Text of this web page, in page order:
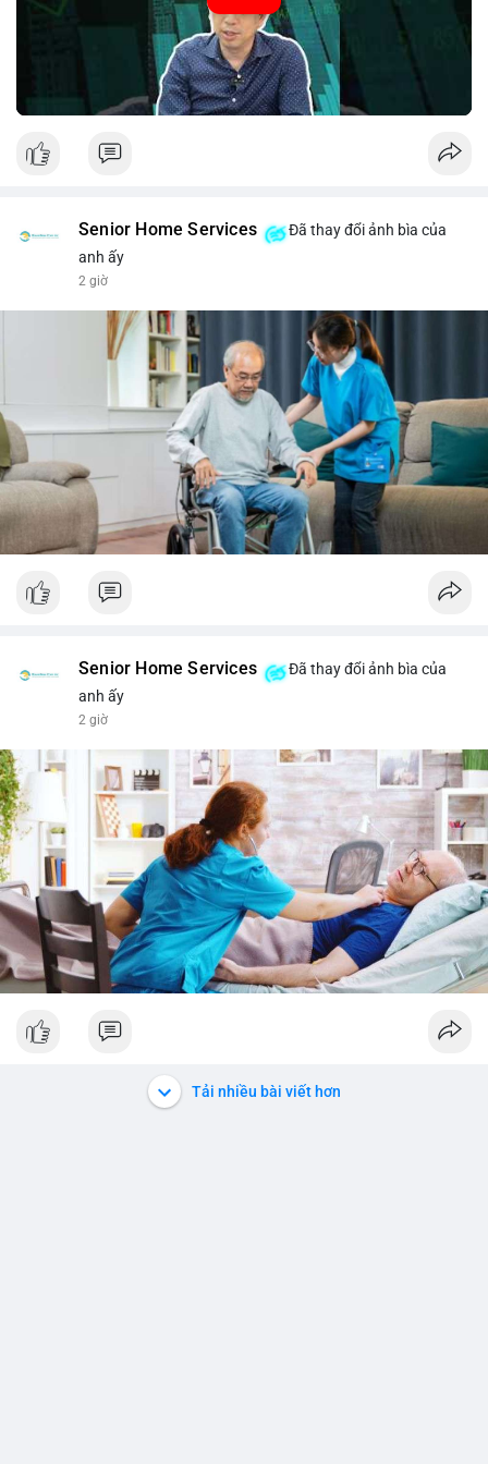
#whalemove #vilanh #btcmempool
Senior Home Services
Đã thay đổi ảnh bìa của
anh ấy
2 giờ
Senior Home Services
Đã thay đổi ảnh bìa của
anh ấy
2 giờ
Tải nhiều bài viết hơn